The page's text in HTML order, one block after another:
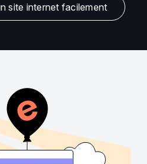
site internet facilement